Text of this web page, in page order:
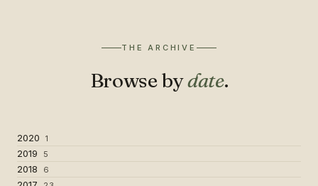
THE ARCHIVE
Browse bydate.
2020 1
2019 5
2018 6